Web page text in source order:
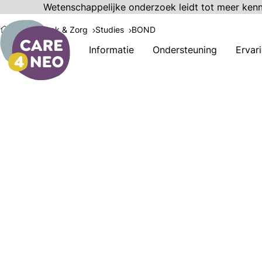
Informatie Ondersteuning
Wetenschappelijke onderzoek leidt tot meer
Onderzoek & Zorg Studies BOND